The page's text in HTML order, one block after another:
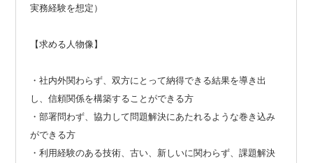
実務経験を想定）
【求める人物像】
・社内外関わらず、双方にとって納得できる結果を導き出
し、信頼関係を構築することができる方
・部署問わず、協力して問題解決にあたれるような巻き込み
ができる方
・利用経験のある技術、古い、新しいに関わらず、課題解決